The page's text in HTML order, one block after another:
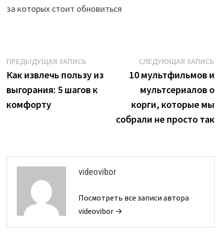
за которых стоит обновиться
Навигация
по
записям
ПРЕДЫДУЩАЯ ЗАПИСЬПредыдущая
запись:
Как извлечь пользу из
выгорания: 5 шагов к
комфорту
СЛЕДУЮЩАЯ ЗАПИСЬ
10 мультфильмов и
мультсериалов о
корги, которые мы
собрали не просто так
videovibor
Посмотреть все записи автора
videovibor →